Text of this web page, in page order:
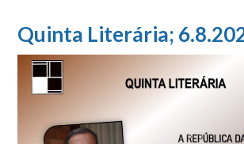
Quinta Literária;